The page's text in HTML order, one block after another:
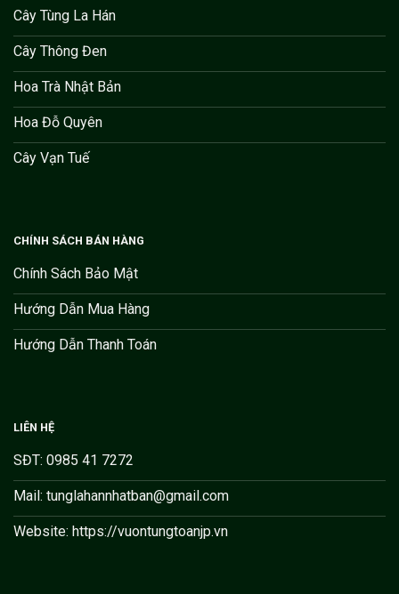
Cây Tùng La Hán
Cây Thông Đen
Hoa Trà Nhật Bản
Hoa Đỗ Quyên
Cây Vạn Tuế
CHÍNH SÁCH BÁN HÀNG
Chính Sách Bảo Mật
Hướng Dẫn Mua Hàng
Hướng Dẫn Thanh Toán
LIÊN HỆ
SĐT: 0985 41 7272
Mail: tunglahannhatban@gmail.com
Website: https://vuontungtoanjp.vn